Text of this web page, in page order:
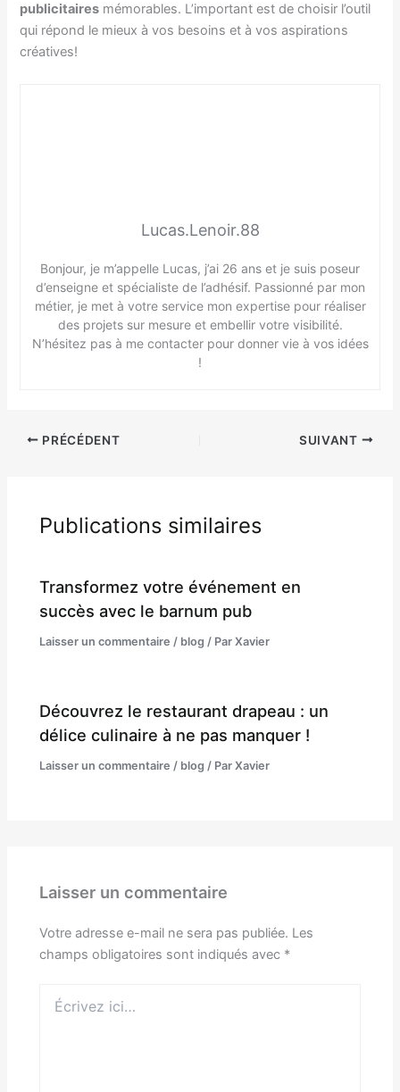
publicitaires mémorables. L’important est de choisir l’outil
qui répond le mieux à vos besoins et à vos aspirations
créatives!
Lucas.Lenoir.88
Bonjour, je m’appelle Lucas, j’ai 26 ans et je suis poseur
d’enseigne et spécialiste de l’adhésif. Passionné par mon
métier, je met à votre service mon expertise pour réaliser
des projets sur mesure et embellir votre visibilité.
N’hésitez pas à me contacter pour donner vie à vos idées
!
PRÉCÉDENT SUIVANT
Publications similaires
Transformez votre événement en
succès avec le barnum pub
Laisser un commentaire / blog / Par Xavier
Découvrez le restaurant drapeau : un
délice culinaire à ne pas manquer !
Laisser un commentaire / blog / Par Xavier
Laisser un commentaire
Votre adresse e-mail ne sera pas publiée. Les
champs obligatoires sont indiqués avec *
ici…